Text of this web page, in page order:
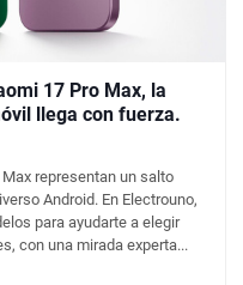
17 Pro Max, la
llega con fuerza.
representan un salto
Android. En Electrouno,
para ayudarte a elegir
con una mirada experta...